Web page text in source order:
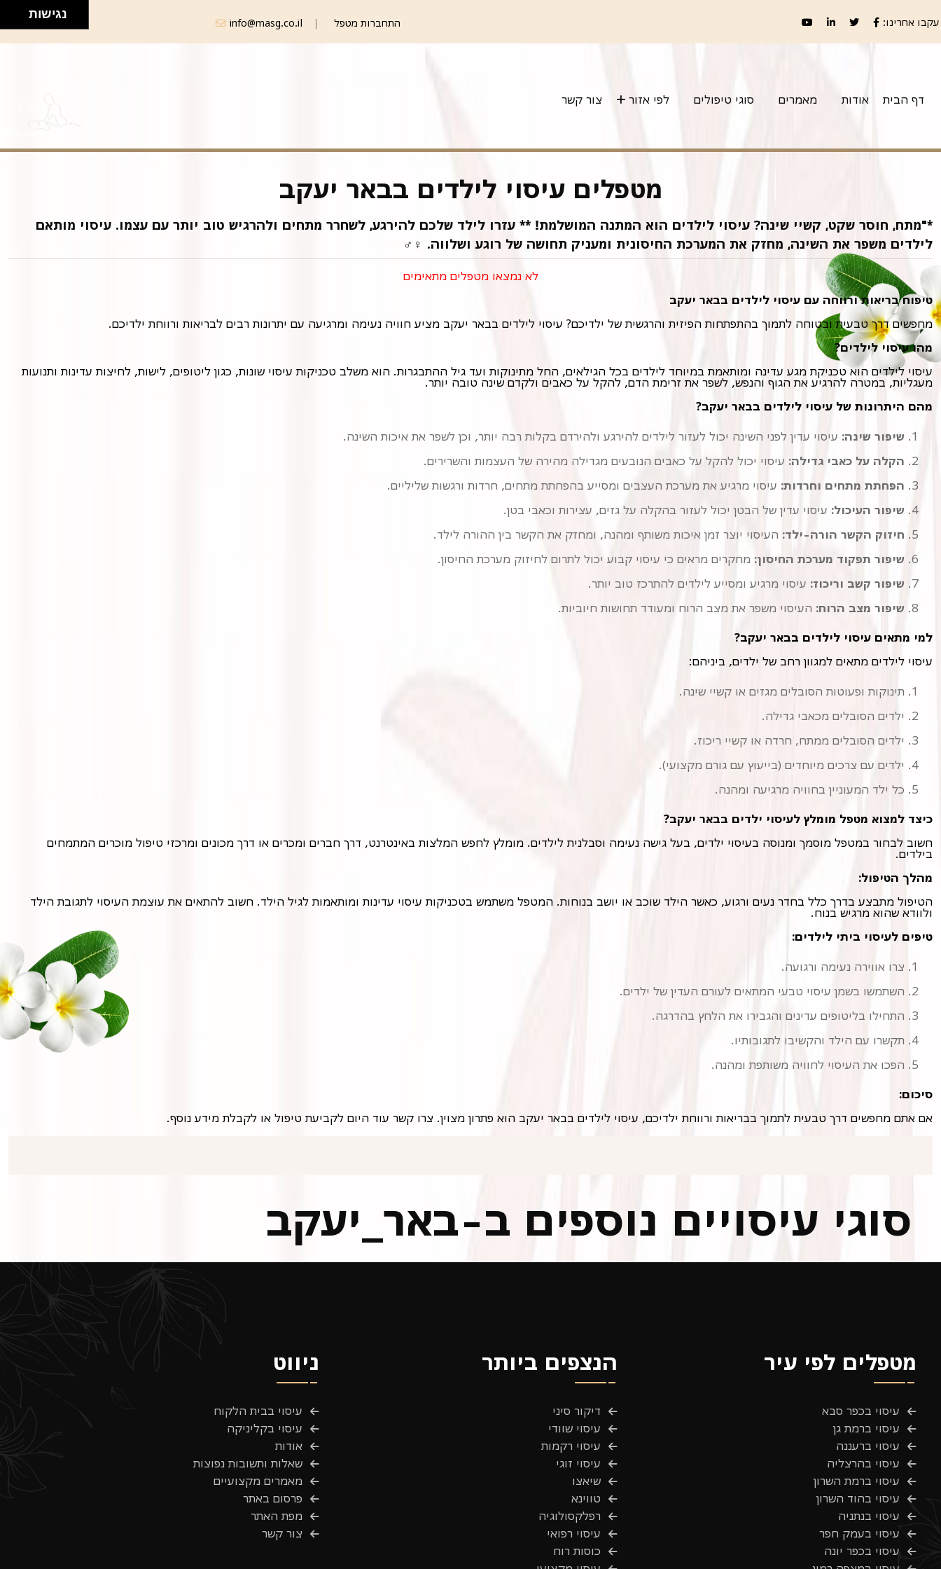
info@masg.co.il התחברות מטפל עקבו אחרינו:
דף הבית אודות מאמרים סוגי טיפולים לפי אזור צור קשר
מטפלים עיסוי לילדים בבאר יעקב
*"מתח, חוסר שקט, קשיי שינה? עיסוי לילדים הוא המתנה המושלמת! ** עזרו לילד שלכם להירגע, לשחרר מתחים ולהרגיש טוב יותר עם עצמו. עיסוי מותאם
לילדים משפר את השינה, מחזק את המערכת החיסונית ומעניק תחושה של רוגע ושלווה. ‍♂️‍♀️
לא נמצאו מטפלים מתאימים
טיפוח בריאות ורווחה עם עיסוי לילדים בבאר יעקב
מחפשים דרך טבעית ובטוחה לתמוך בהתפתחות הפיזית והרגשית של ילדיכם? עיסוי לילדים בבאר יעקב מציע חוויה נעימה ומרגיעה עם יתרונות רבים לבריאות ורווחת ילדיכם.
מהו עיסוי לילדים?
מעגליות, במטרה להרגיע את הגוף והנפש, לשפר את זרימת הדם, להקל על כאבים ולקדם שינה טובה יותר.
מהם היתרונות של עיסוי לילדים בבאר יעקב?
שיפור שינה: עיסוי עדין לפני השינה יכול לעזור לילדים להירגע ולהירדם בקלות רבה יותר, וכן לשפר את איכות השינה.
הקלה על כאבי גדילה: עיסוי יכול להקל על כאבים הנובעים מגדילה מהירה של העצמות והשרירים.
הפחתת מתחים וחרדות: עיסוי מרגיע את מערכת העצבים ומסייע בהפחתת מתחים, חרדות ורגשות שליליים.
שיפור העיכול: עיסוי עדין של הבטן יכול לעזור בהקלה על גזים, עצירות וכאבי בטן.
חיזוק הקשר הורה-ילד: העיסוי יוצר זמן איכות משותף ומהנה, ומחזק את הקשר בין ההורה לילד.
שיפור תפקוד מערכת החיסון: מחקרים מראים כי עיסוי קבוע יכול לתרום לחיזוק מערכת החיסון.
שיפור קשב וריכוז: עיסוי מרגיע ומסייע לילדים להתרכז טוב יותר.
שיפור מצב הרוח: העיסוי משפר את מצב הרוח ומעודד תחושות חיוביות.
למי מתאים עיסוי לילדים בבאר יעקב?
עיסוי לילדים מתאים למגוון רחב של ילדים, ביניהם:
תינוקות ופעוטות הסובלים מגזים או קשיי שינה.
ילדים הסובלים מכאבי גדילה.
ילדים הסובלים ממתח, חרדה או קשיי ריכוז.
ילדים עם צרכים מיוחדים (בייעוץ עם גורם מקצועי).
כל ילד המעוניין בחוויה מרגיעה ומהנה.
כיצד למצוא מטפל מומלץ לעיסוי ילדים בבאר יעקב?
בילדים.
מהלך הטיפול:
ולוודא שהוא מרגיש בנוח.
טיפים לעיסוי ביתי לילדים:
צרו אווירה נעימה ורגועה.
השתמשו בשמן עיסוי טבעי המתאים לעורם העדין של ילדים.
התחילו בליטופים עדינים והגבירו את הלחץ בהדרגה.
תקשרו עם הילד והקשיבו לתגובותיו.
הפכו את העיסוי לחוויה משותפת ומהנה.
סיכום:
אם אתם מחפשים דרך טבעית לתמוך בבריאות ורווחת ילדיכם, עיסוי לילדים בבאר יעקב הוא פתרון מצוין. צרו קשר עוד היום לקביעת טיפול או לקבלת מידע נוסף.
סוגי עיסויים נוספים ב-באר_יעקב
ניווט
עיסוי בבית הלקוח
עיסוי בקליניקה
אודות
שאלות ותשובות נפוצות
מאמרים מקצועיים
פרסום באתר
מפת האתר
צור קשר
הנצפים ביותר
דיקור סיני
עיסוי שוודי
עיסוי רקמות
עיסוי זוגי
שיאצו
טווינא
רפלקסולוגיה
עיסוי רפואי
כוסות רוח
מטפלים לפי עיר
עיסוי בכפר סבא
עיסוי ברמת גן
עיסוי ברעננה
עיסוי בהרצליה
עיסוי ברמת השרון
עיסוי בהוד השרון
עיסוי בנתניה
עיסוי בעמק חפר
עיסוי בכפר יונה
נגישות